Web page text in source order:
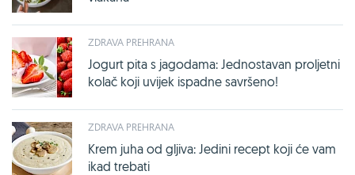
ZDRAVA PREHRANA
Jogurt pita s jagodama: Jednostavan proljetni
kolač koji uvijek ispadne savršeno!
ZDRAVA PREHRANA
Krem juha od gljiva: Jedini recept koji će vam
ikad trebati